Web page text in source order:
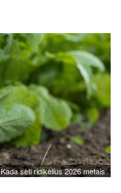
Kada sėti ridikėlius 2026 metais